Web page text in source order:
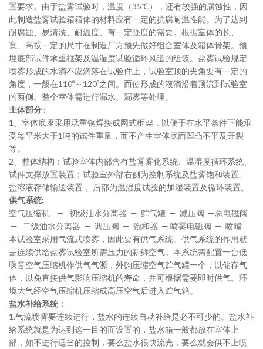
置要求。由于盐雾试验时，温度（35℃），还有较强的腐蚀性，因
此制造盐雾试验箱箱体的材料应有一定的抗腐耐温性能。为了达到
耐腐蚀、易清洗、耐温度、有一定强度的需要。根据室体的长、
寛、高按一定的尺寸在制造厂方预先做好组合室体及箱体骨架。预
埋底部试件承重框架及温湿度试验循环风道的组装。盐雾试验规定
喷雾形成的水滴不应滴落在试验件上，试验室顶的夹角要有一定的
角度，一般在110º～ 120º之间。而使形成的液滴沿着顶流到试验室
的两侧。整个室体需进行漏水、漏雾等处理。
主体部分 :
1
、室体底座采用承重钢焊接成网式框架，以便于在水平条件下能承
受每平米大于1吨的试件重量，而不产生室体底面凹凸不平及开裂
等。
2 、整体结构：试验室体内部含有盐雾雾化系统、温湿度循环系统、
试件支撑放置装置；试验室外部右侧为控制系统及盐雾饱和装置、
盐溶液存储输送装置， 后部为温湿度试验的加湿装置及循环装置。
供气系统:
空气压缩机 — 初级油水分离器 — 贮气罐 — 减压阀 —总电磁阀
—
二级油水分离器 — 调压阀 — 饱和器 — 喷雾电磁阀 — 喷嘴
本试验室采用气流式喷雾，因此要有供气系统。供气系统的作用就
是连续供给盐雾试验室所需压力的新鲜空气。本系统需配置一台低
噪音空气压缩机作供气气源，外购压缩空气贮气罐一个，以储存气
体，以免直接供气影响压缩机的寿命，并可根据需要即时供气。环
境大气经空气压缩机压缩成高压空气后进入贮气箱。
盐水补给系统：
1.气流喷雾要连续进行，盐水的连续自动补给是必不可少的。盐水补
给系统就是为达到这一目的而设置的，盐水箱一般都放在室体上
部，如不进行适当的控制，要么盐水很快流光，要么就会供不上喷